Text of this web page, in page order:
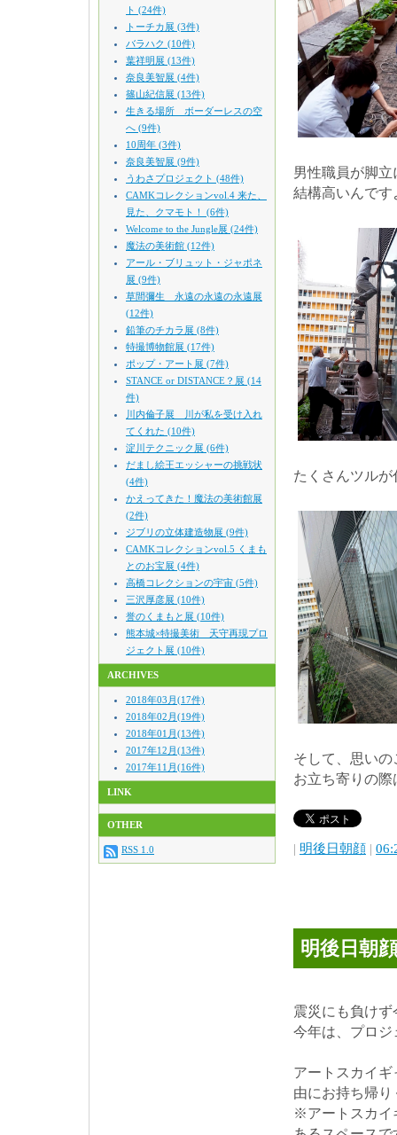
ト (24件)
トーチカ展 (3件)
バラハク (10件)
葉祥明展 (13件)
奈良美智展 (4件)
篠山紀信展 (13件)
生きる場所 ボーダーレスの空
へ (9件)
10周年 (3件)
奈良美智展 (9件)
うわさプロジェクト (48件)
CAMKコレクションvol.4 来た、
見た、クマモト！ (6件)
Welcome to the Jungle展 (24件)
魔法の美術館 (12件)
アール・ブリュット・ジャポネ
展 (9件)
草間彌生 永遠の永遠の永遠展
(12件)
鉛筆のチカラ展 (8件)
特撮博物館展 (17件)
ポップ・アート展 (7件)
STANCE or DISTANCE？展 (14
件)
川内倫子展 川が私を受け入れ
てくれた (10件)
淀川テクニック展 (6件)
だまし絵王エッシャーの挑戦状
(4件)
かえってきた！魔法の美術館展
(2件)
ジブリの立体建造物展 (9件)
CAMKコレクションvol.5 くまも
とのお宝展 (4件)
高橋コレクションの宇宙 (5件)
三沢厚彦展 (10件)
誉のくまもと展 (10件)
熊本城×特撮美術 天守再現プロ
ジェクト展 (10件)
ARCHIVES
2018年03月(17件)
2018年02月(19件)
2018年01月(13件)
2017年12月(13件)
2017年11月(16件)
LINK
OTHER
RSS 1.0
男性職員が脚
結構高いんです
たくさんツル
そして、思い
お立ち寄りの
| 明後日朝顔 |
明後日朝
震災にも負け
今年は、プロジ
アートスカイ
由にお持ち帰り
※アートスカイ